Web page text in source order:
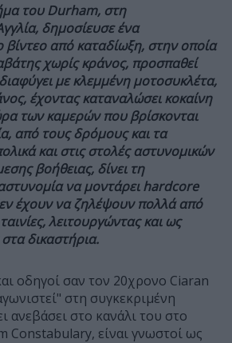
του Durham, στη
δημοσίευσε ένα
από καταδίωξη, στην οποία
χωρίς κράνος, προσπαθεί
με κλεμμένη μοτοσυκλέτα,
έχοντας καταναλώσει κοκαίνη
των καμερών που βρίσκονται
από τους δρόμους και τα
και στις στολές αστυνομικών
βοήθειας, δίνει τη
να μοντάρει hardcore
έχουν να ζηλέψουν πολλά από
λειτουργώντας και ως
δικαστήρια.
οδηγοί σαν τον 20χρονο Ciaran
στη συγκεκριμένη
ανεβάσει στο κανάλι του στο
Constabulary, είναι γνωστοί ως